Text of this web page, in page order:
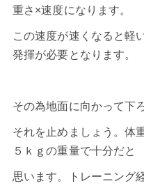
重さ×速度になります。
この速度が速くなると軽
発揮が必要となります。
その為地面に向かって下
それを止めましょう。体
５ｋｇの重量で十分だと
思います。トレーニング